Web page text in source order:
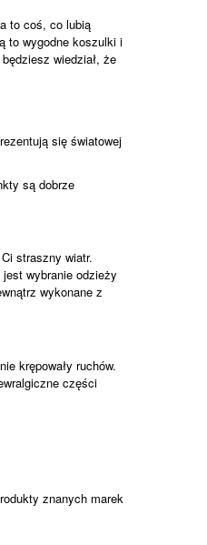
to coś, co lubią
to wygodne koszulki i
wiedział, że
się światowej
są dobrze
straszny wiatr.
wybranie odzieży
wykonane z
krępowały ruchów.
części
znanych marek